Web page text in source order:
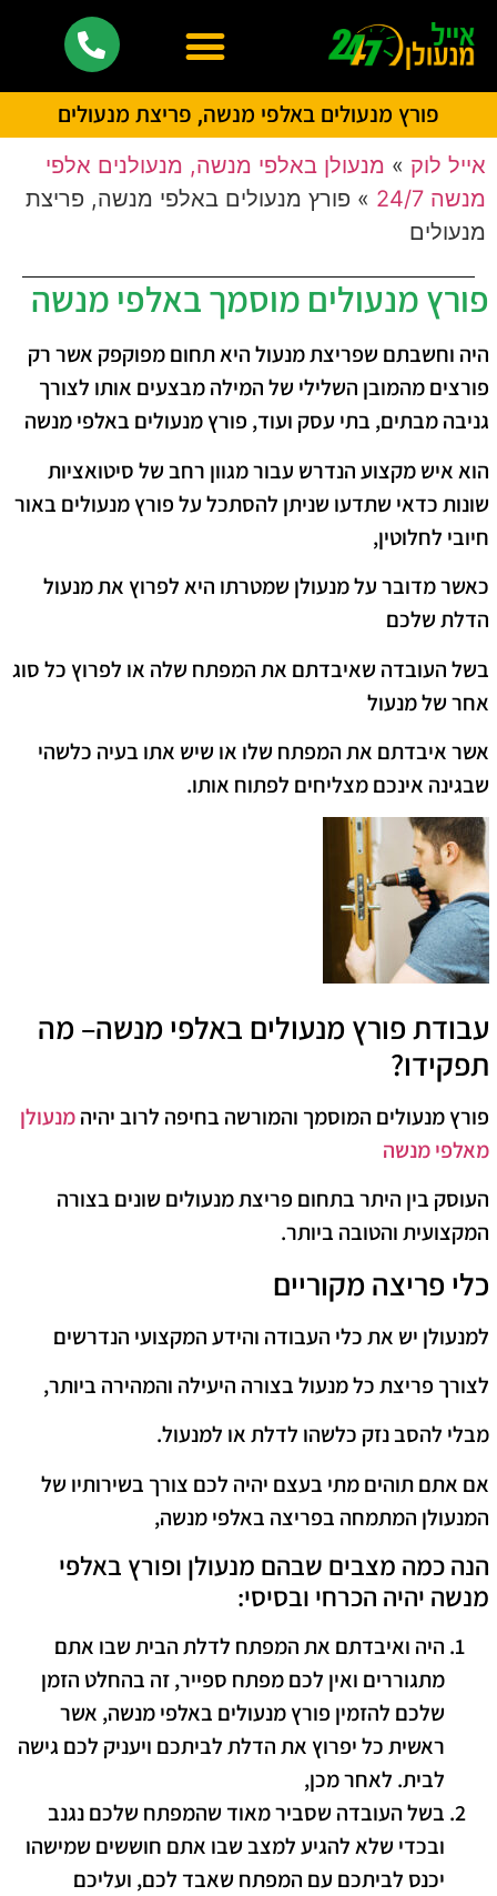
פורץ מנעולים באלפי מנשה, פריצת מנעולים
אייל לוק » מנעולן באלפי מנשה, מנעולנים אלפי
מנשה 24/7
» פורץ מנעולים באלפי מנשה, פריצת
מנעולים
פורץ מנעולים מוסמך באלפי מנשה
היה וחשבתם שפריצת מנעול היא תחום מפוקפק אשר רק
פורצים מהמובן השלילי של המילה מבצעים אותו לצורך
גניבה מבתים, בתי עסק ועוד, פורץ מנעולים באלפי מנשה
הוא איש מקצוע הנדרש עבור מגוון רחב של סיטואציות
שונות כדאי שתדעו שניתן להסתכל על פורץ מנעולים באור
חיובי לחלוטין,
כאשר מדובר על מנעולן שמטרתו היא לפרוץ את מנעול
הדלת שלכם
בשל העובדה שאיבדתם את המפתח שלה או לפרוץ כל סוג
אחר של מנעול
אשר איבדתם את המפתח שלו או שיש אתו בעיה כלשהי
שבגינה אינכם מצליחים לפתוח אותו.
עבודת פורץ מנעולים באלפי מנשה– מה
תפקידו?
פורץ מנעולים המוסמך והמורשה בחיפה לרוב יהיהמנעולן
מאלפי מנשה
העוסק בין היתר בתחום פריצת מנעולים שונים בצורה
המקצועית והטובה ביותר.
כלי פריצה מקוריים
למנעולן יש את כלי העבודה והידע המקצועי הנדרשים
לצורך פריצת כל מנעול בצורה היעילה והמהירה ביותר,
מבלי להסב נזק כלשהו לדלת או למנעול.
אם אתם תוהים מתי בעצם יהיה לכם צורך בשירותיו של
המנעולן המתמחה בפריצה באלפי מנשה,
הנה כמה מצבים שבהם מנעולן ופורץ באלפי
מנשה יהיה הכרחי ובסיסי:
היה ואיבדתם את המפתח לדלת הבית שבו אתם
מתגוררים ואין לכם מפתח ספייר,זה בהחלט הזמן
שלכם להזמין פורץ מנעולים באלפי מנשה, אשר
ראשית כל יפרוץ את הדלת לביתכם ויעניק לכם גישה
לבית. לאחר מכן,
בשל העובדה שסביר מאוד שהמפתח שלכם נגנב
ובכדי שלא להגיע למצב שבו אתם חוששים שמישהו
יכנס לביתכם עם המפתח שאבד לכם, ועליכם